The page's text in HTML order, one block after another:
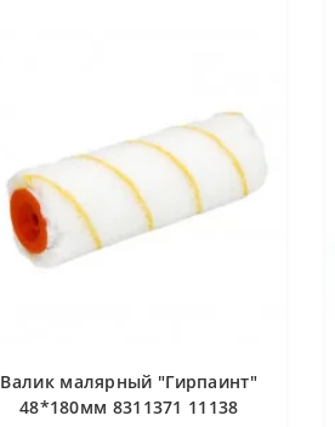
Валик малярный "Гирпаинт"
48*180мм 8311371 11138